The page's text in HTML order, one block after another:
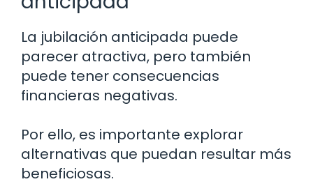
La jubilación anticipada puede
parecer atractiva, pero también
puede tener consecuencias
financieras negativas.
Por ello, es importante explorar
alternativas que puedan resultar más
beneficiosas.